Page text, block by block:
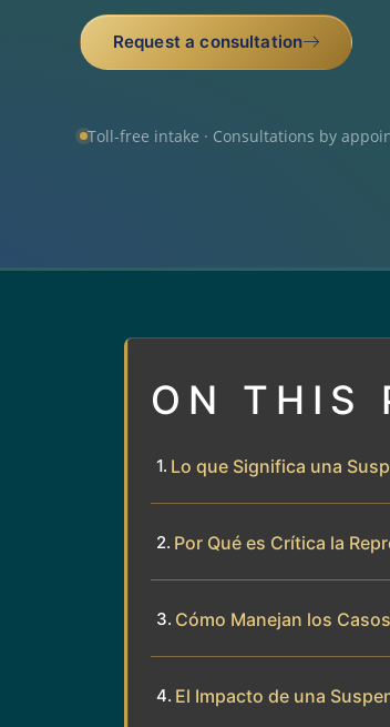
Request a consultation
Toll-free intake · Consultations by
ON THIS
Lo que Significa una
Por Qué es Crítica la
Cómo Manejan los
El Impacto de una